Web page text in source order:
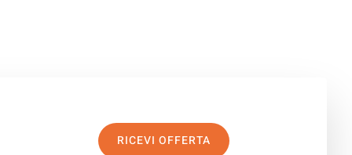
RICEVI OFFERTA